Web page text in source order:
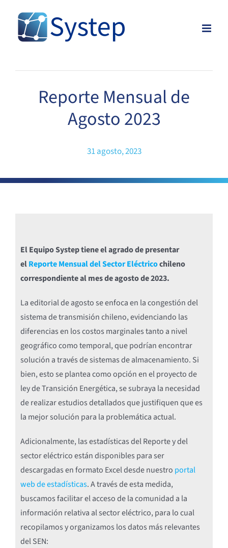
content
Reporte Mensual de
Agosto 2023
31 agosto, 2023
El Equipo Systep tiene el agrado de presentar
elReporte Mensual del Sector Eléctricochileno
correspondiente al mes de agosto de 2023.
La editorial de agosto se enfoca en la congestión del
sistema de transmisión chileno, evidenciando las
diferencias en los costos marginales tanto a nivel
geográfico como temporal, que podrían encontrar
solución a través de sistemas de almacenamiento. Si
bien, esto se plantea como opción en el proyecto de
ley de Transición Energética, se subraya la necesidad
de realizar estudios detallados que justifiquen que es
la mejor solución para la problemática actual.
Adicionalmente, las estadísticas del Reporte y del
sector eléctrico están disponibles para ser
descargadas en formato Excel desde nuestro portal
web de estadísticas. A través de esta medida,
buscamos facilitar el acceso de la comunidad a la
información relativa al sector eléctrico, para lo cual
recopilamos y organizamos los datos más relevantes
del SEN: